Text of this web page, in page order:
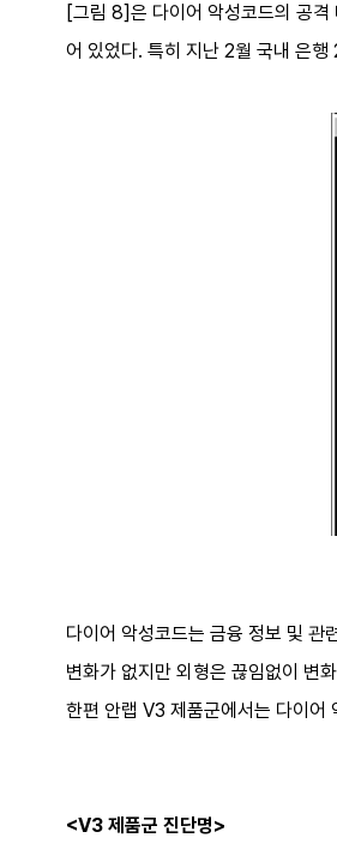
[그림 8]은 다이어 악성코드의 공
어 있었다. 특히 지난 2월 국내 은
다이어 악성코드는 금융 정보 및
변화가 없지만 외형은 끊임없이 변
한편 안랩 V3 제품군에서는 다이어
<V3 제품군 진단명>